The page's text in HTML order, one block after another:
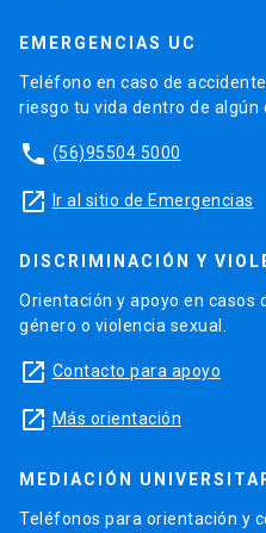
EMERGENCIAS UC
Teléfono en caso de
riesgo tu vida dentro de algún
phone (56)95504 5000
launch Ir al sitio de Emergencias
DISCRIMINACIÓN Y
Orientación y apoyo en casos
género o violencia sexual.
launch Contacto para apoyo
launch Más orientación
MEDIACIÓN
Teléfonos para orientación y